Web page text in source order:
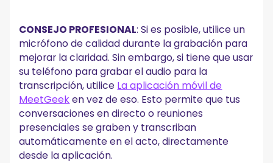
CONSEJO PROFESIONAL: Si es posible, utilice un
micrófono de calidad durante la grabación para
mejorar la claridad. Sin embargo, si tiene que usar
su teléfono para grabar el audio para la
transcripción, utilice La aplicación móvil de
MeetGeeken vez de eso. Esto permite que tus
conversaciones en directo o reuniones
presenciales se graben y transcriban
automáticamente en el acto, directamente
desde la aplicación.